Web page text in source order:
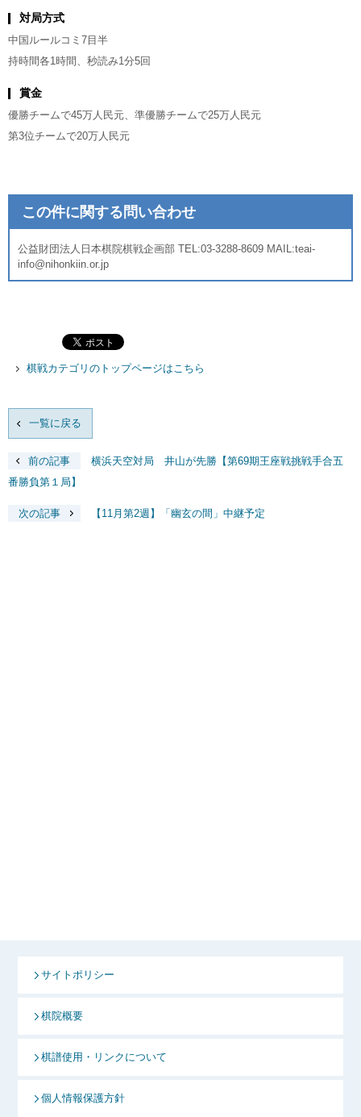
対局方式
中国ルールコミ7目半
持時間各1時間、秒読み1分5回
賞金
優勝チームで45万人民元、準優勝チームで25万人民元
第3位チームで20万人民元
この件に関する問い合わせ
公益財団法人日本棋院棋戦企画部 TEL:03-3288-8609 MAIL:teai-
info@nihonkiin.or.jp
棋戦カテゴリのトップページはこちら
一覧に戻る
前の記事
横浜天空対局 井山が先勝【第69期王座戦挑戦手合五
番勝負第１局】
次の記事 【11月第2週】「幽玄の間」中継予定
サイトポリシー
棋院概要
棋譜使用・リンクについて
個人情報保護方針